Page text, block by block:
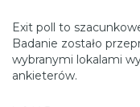
Exit poll to
Badanie zostało
wybranymi lokalami
ankieterów.